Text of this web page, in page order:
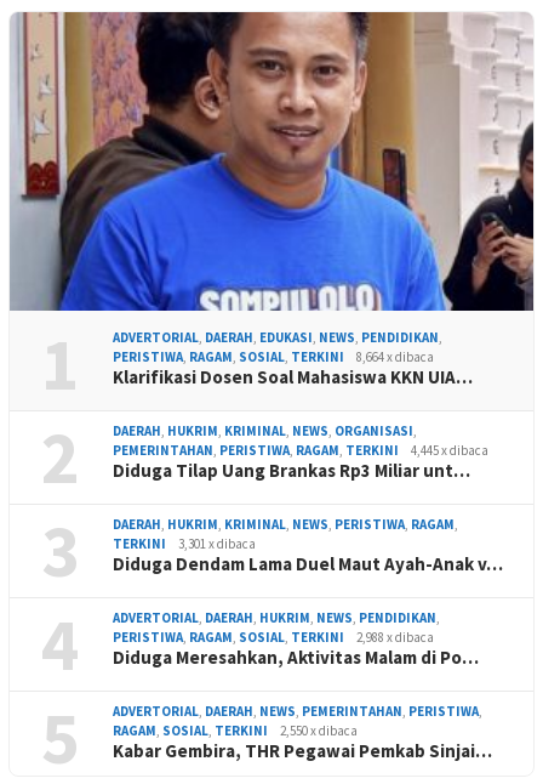
1 ADVERTORIAL DAERAH EDUKASI NEWS PENDIDIKAN
PERISTIWA RAGAM SOSIAL TERKINI 8,664 x dibaca
Klarifikasi Dosen Soal Mahasiswa KKN UIA…
2 DAERAH HUKRIM KRIMINAL NEWS ORGANISASI
PEMERINTAHAN PERISTIWA RAGAM TERKINI 4,445 x dibaca
Diduga Tilap Uang Brankas Rp3 Miliar unt…
3 DAERAH HUKRIM KRIMINAL NEWS PERISTIWA RAGAM
TERKINI
3,301 x dibaca
Diduga Dendam Lama Duel Maut Ayah-Anak v…
4 ADVERTORIAL DAERAH HUKRIM NEWS PENDIDIKAN
PERISTIWA RAGAM SOSIAL TERKINI 2,988 x dibaca
Diduga Meresahkan, Aktivitas Malam di Po…
5 ADVERTORIAL DAERAH NEWS PEMERINTAHAN PERISTIWA
RAGAM SOSIAL TERKINI 2,550 x dibaca
Kabar Gembira, THR Pegawai Pemkab Sinjai…